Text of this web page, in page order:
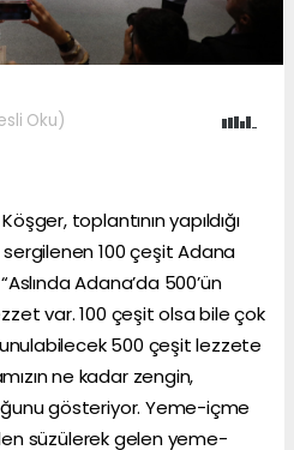
Oku)
toplantının yapıldığı
100 çeşit Adana
Adana’da 500’ün
var. 100 çeşit olsa bile çok
500 çeşit lezzete
ne kadar zengin,
gösteriyor. Yeme-içme
süzülerek gelen yeme-